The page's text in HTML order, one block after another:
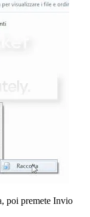
poi premete Invio